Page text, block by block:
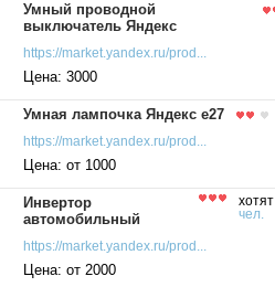
Умный проводной
выключатель Яндекс
https://market.yandex.ru/prod...
Цена: 3000
Умная лампочка Яндекс е27
https://market.yandex.ru/prod...
Цена: от 1000
Инвертор
автомобильный
чел.
https://market.yandex.ru/prod...
Цена: от 2000